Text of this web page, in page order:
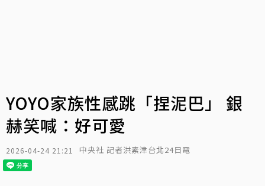
YOYO家族性感跳「捏泥巴」 銀
赫笑喊：好可愛
2026-04-24 21:21 中央社 記者洪素津台北24日電